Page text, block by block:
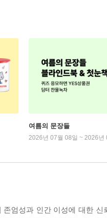
여름의 문장들
2026년 07월 08일 ~ 2026년
존엄성과 인간 이성에 대한